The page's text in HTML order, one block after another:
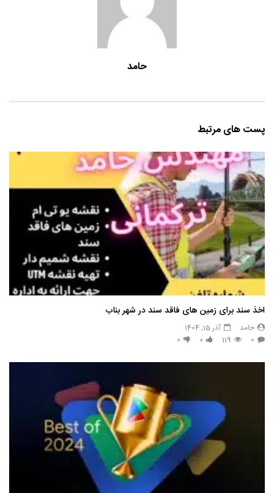
حامد
پست های مرتبط
اخذ سند برای زمین های فاقد سند در شهر بناب
حامد
آذر 15, 1404
0
119
0
0